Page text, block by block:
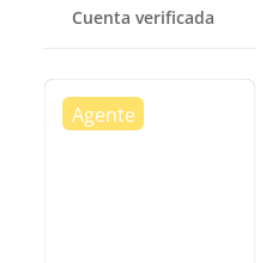
Cuenta verificada